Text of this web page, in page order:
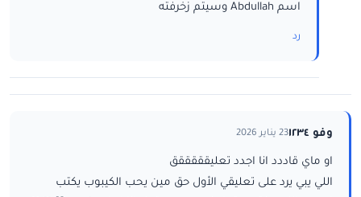
اسم Abdullah وسيتم زخرفته
رد
وفو ١٢٣٤ 23 يناير 2026
او ماي قاددد انا اجدد تعليقققققق
اللي يبي يرد على تعليقي الأول حق مين يحب الكيبوب يكتب